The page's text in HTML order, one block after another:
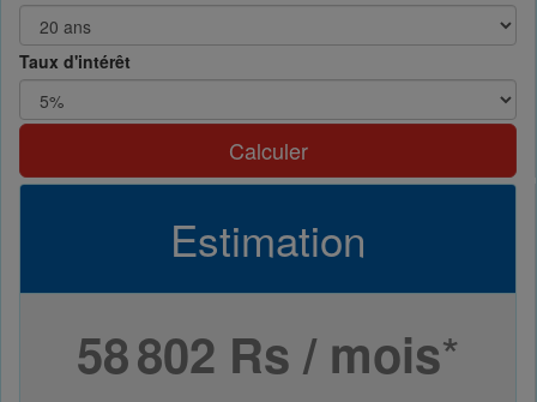
Taux d'intérêt
Calculer
Estimation
58 802 Rs / mois*